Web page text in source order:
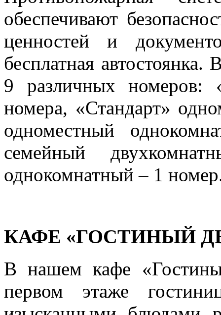
обеспечивают
ценностей и
бесплатная
9 различных номеров:
номера, «Стандарт»
одноместный
семейный
однокомнатный – 1
КАФЕ «ГОСТИНЫЙ
В нашем кафе
первом этаже